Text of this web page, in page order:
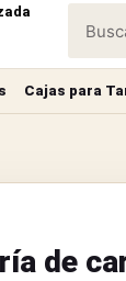
Cajas para
de